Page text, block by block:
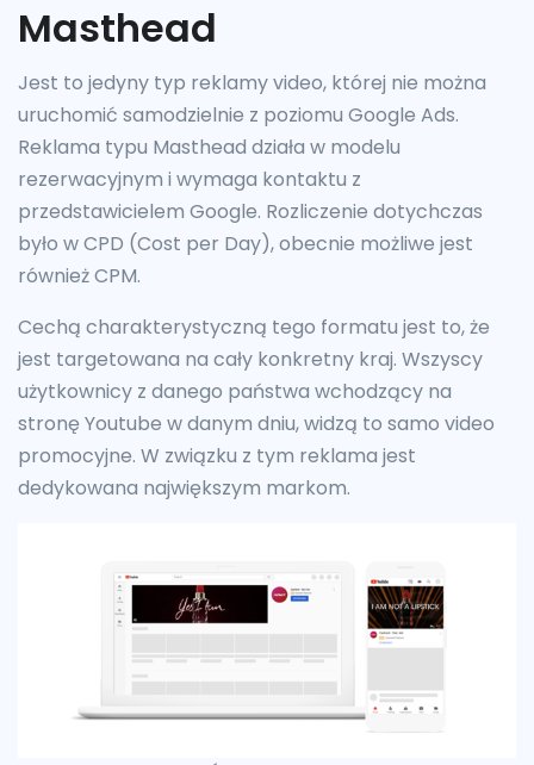
Masthead
Jest to jedyny typ reklamy video, której nie można
uruchomić samodzielnie z poziomu Google Ads.
Reklama typu Masthead działa w modelu
rezerwacyjnym i wymaga kontaktu z
przedstawicielem Google. Rozliczenie dotychczas
było w CPD (Cost per Day), obecnie możliwe jest
również CPM.
Cechą charakterystyczną tego formatu jest to, że
jest targetowana na cały konkretny kraj. Wszyscy
użytkownicy z danego państwa wchodzący na
stronę Youtube w danym dniu, widzą to samo video
promocyjne. W związku z tym reklama jest
dedykowana największym markom.